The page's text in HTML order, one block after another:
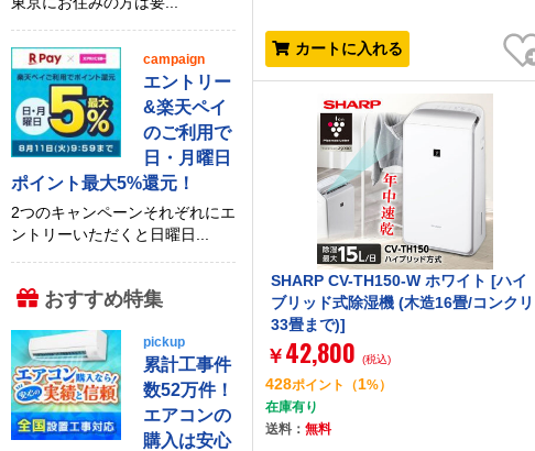
カートに入れる
お気に入り
SHARP CV-TH150-W ホワイト [ハイ
ブリッド式除湿機 (木造16畳/コンクリ
33畳まで)]
￥ 42,800 (税込)
428ポイント （1%）
在庫有り
送料：無料
campaign
エントリー
&楽天ペイ
のご利用で
日・月曜日
ポイント最大5%還元！
2つのキャンペーンそれぞれにエ
ントリーいただくと日曜日...
おすすめ特集
pickup
累計工事件
数52万件！
エアコンの
購入は安心